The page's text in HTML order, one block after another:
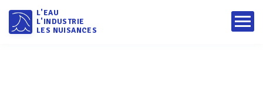
L'EAU
L'INDUSTRIE
LES NUISANCES